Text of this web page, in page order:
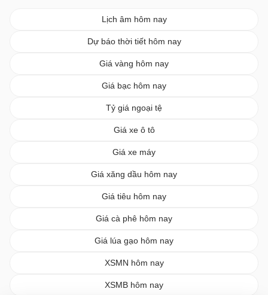
Lịch âm hôm nay
Dự báo thời tiết hôm nay
Giá vàng hôm nay
Giá bạc hôm nay
Tỷ giá ngoại tệ
Giá xe ô tô
Giá xe máy
Giá xăng dầu hôm nay
Giá tiêu hôm nay
Giá cà phê hôm nay
Giá lúa gạo hôm nay
XSMN hôm nay
XSMB hôm nay